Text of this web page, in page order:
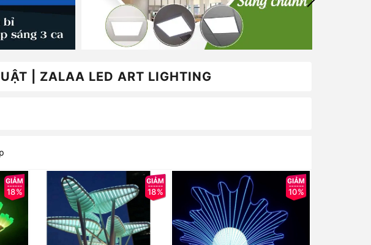
| ZALAA LED ART LIGHTING
18% 18% 10%